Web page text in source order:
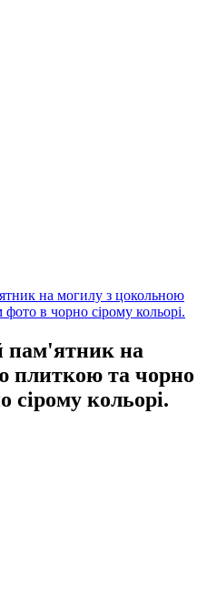
на могилу з цокольною
в чорно сірому кольорі.
на
плиткою та чорно
сірому кольорі.